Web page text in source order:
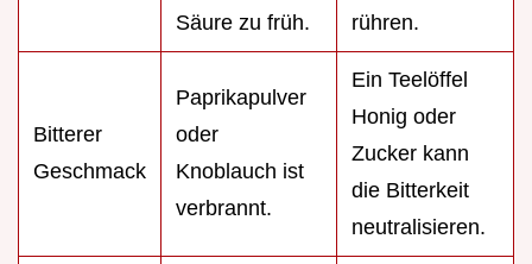
Säure zu früh.
rühren.
Bitterer
Geschmack
Paprikapulver
oder
Knoblauch ist
verbrannt.
Ein Teelöffel
Honig oder
Zucker kann
die Bitterkeit
neutralisieren.